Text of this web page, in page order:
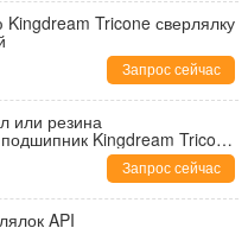
Tricone сверлялку
Запрос сейчас
или резина
Kingdream Tricone
полезных ископаемых с
Запрос сейчас
API